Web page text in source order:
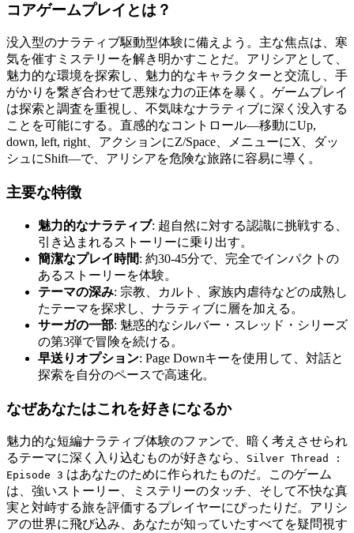
コアゲームプレイとは？
没入型のナラティブ駆動型体験に備えよう。主な焦点は、寒
気を催すミステリーを解き明かすことだ。アリシアとして、
魅力的な環境を探索し、魅力的なキャラクターと交流し、手
がかりを繋ぎ合わせて悪辣な力の正体を暴く。ゲームプレイ
は探索と調査を重視し、不気味なナラティブに深く没入する
ことを可能にする。直感的なコントロール—移動にUp,
down, left, right、アクションにZ/Space、メニューにX、ダッ
シュにShift—で、アリシアを危険な旅路に容易に導く。
主要な特徴
魅力的なナラティブ: 超自然に対する認識に挑戦する、
引き込まれるストーリーに乗り出す。
簡潔なプレイ時間: 約30-45分で、完全でインパクトの
あるストーリーを体験。
テーマの深み: 宗教、カルト、家族内虐待などの成熟し
たテーマを探求し、ナラティブに層を加える。
サーガの一部: 魅惑的なシルバー・スレッド・シリーズ
の第3弾で冒険を続ける。
早送りオプション: Page Downキーを使用して、対話と
探索を自分のペースで高速化。
なぜあなたはこれを好きになるか
魅力的な短編ナラティブ体験のファンで、暗く考えさせられ
るテーマに深く入り込むものが好きなら、
Silver Thread :
Episode 3 はあなたのために作られたものだ。このゲーム
は、強いストーリー、ミステリーのタッチ、そして不快な真
実と対峙する旅を評価するプレイヤーにぴったりだ。アリシ
アの世界に飛び込み、あなたが知っていたすべてを疑問視す